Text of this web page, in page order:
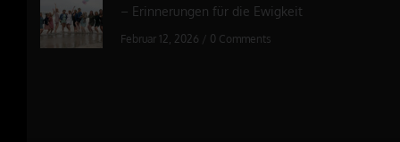
– Erinnerungen für die Ewigkeit
Februar 12, 2026 / 0 Comments